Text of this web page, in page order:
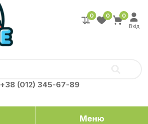
+38 (012) 345-67-89
0 0 0
Вхід
Меню